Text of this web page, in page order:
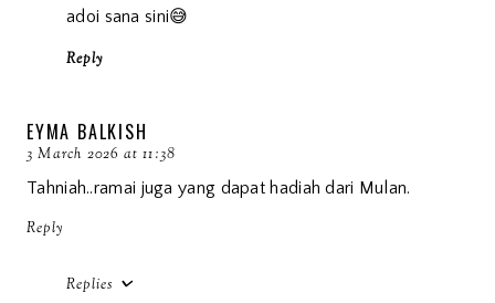
adoi sana sini😅
Reply
EYMA BALKISH
3 March 2026 at 11:38
Tahniah..ramai juga yang dapat hadiah dari Mulan.
Reply
Replies